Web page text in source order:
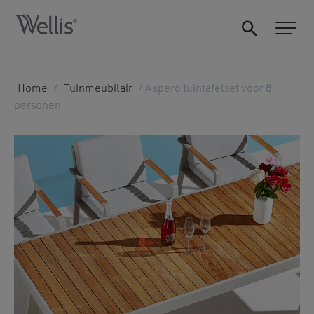
Home / Tuinmeubilair / Aspero tuintafelset voor 8
personen